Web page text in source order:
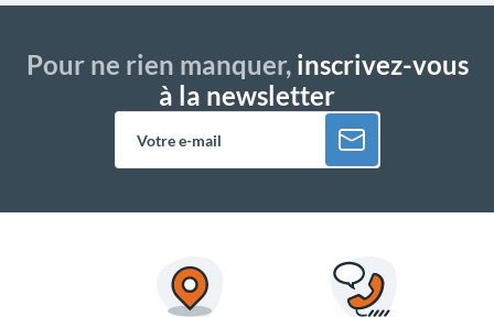
Pour ne rien manquer,inscrivez-vous
à la newsletter